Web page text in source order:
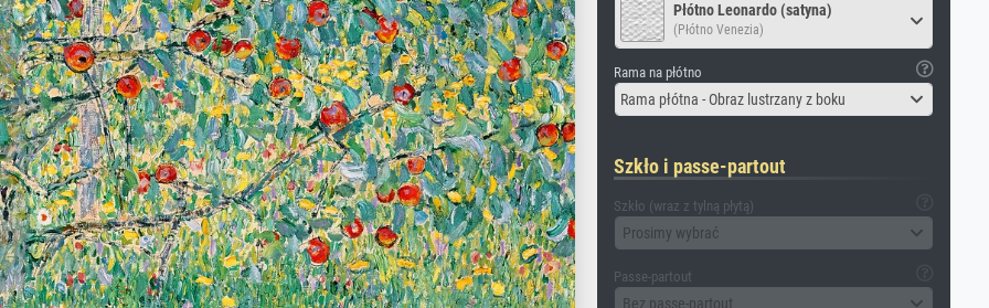
Płótno Leonardo (satyna)
(Płótno Venezia)
Rama na płótno
Rama płótna - Obraz lustrzany z boku
Szkło i passe-partout
Szkło (wraz z tylną płytą)
Prosimy wybrać
Passe-partout
Bez passe-partout